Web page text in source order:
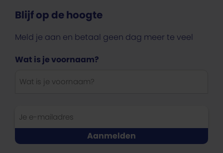
Blijf op de hoogte
Meld je aan en betaal geen dag meer te veel
Wat is je voornaam?